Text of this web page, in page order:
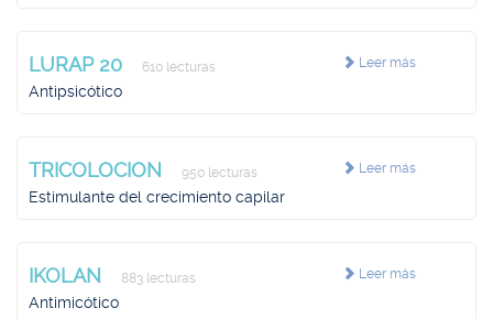
Leer más
LURAP 20 610 lecturas
Antipsicótico
Leer más
TRICOLOCION 950 lecturas
Estimulante del crecimiento capilar
Leer más
IKOLAN 883 lecturas
Antimicótico